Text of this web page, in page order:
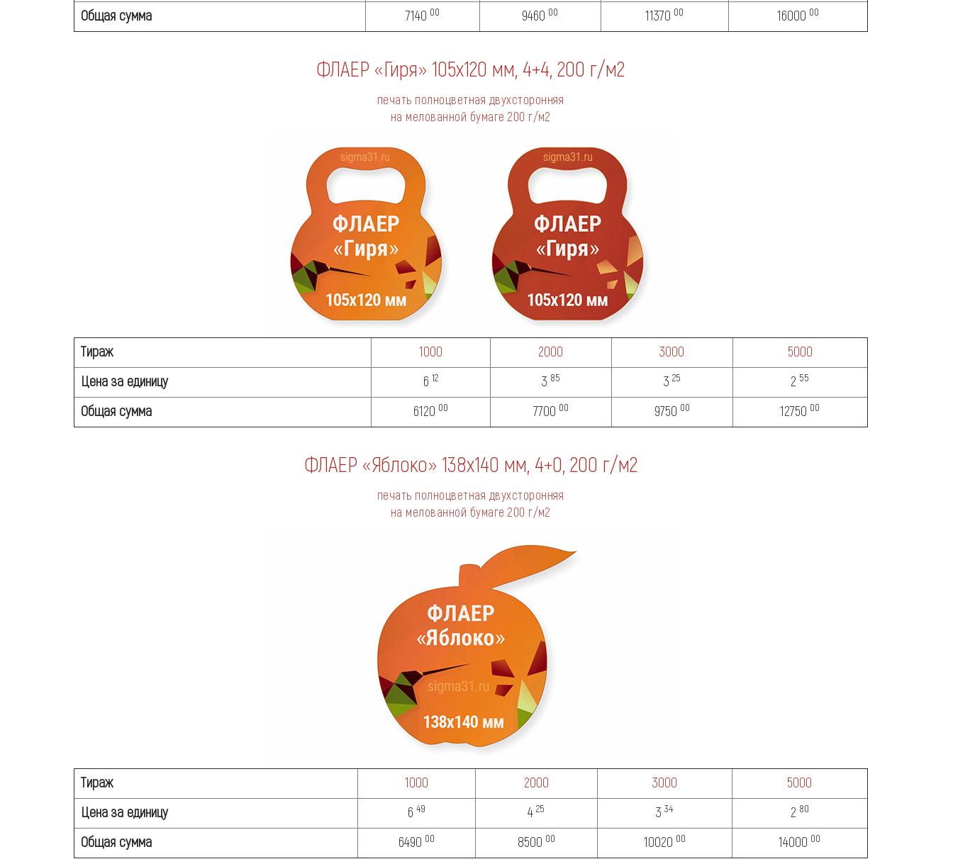
Общая сумма 7140 00 9460 00 11370 00 16000 00
ФЛАЕР «Гиря» 105х120 мм, 4+4, 200 г/м2
печать полноцветная двухсторонняя
на мелованной бумаге200 г/м2
Тираж 1000 2000 3000
5000
Цена за единицу
6 12 3 85 3 25 2 55
Общая сумма 6120 00 7700 00 9750 00 12750 00
ФЛАЕР «Яблоко» 138х140 мм, 4+0, 200 г/м2
печать полноцветная двухсторонняя
на мелованной бумаге200 г/м2
Тираж 1000 2000 3000
5000
Цена за единицу
6 49 4 25 3 34 2 80
Общая сумма 6490 00 8500 00 10020 00 14000 00